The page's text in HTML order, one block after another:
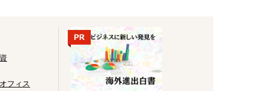
フィス